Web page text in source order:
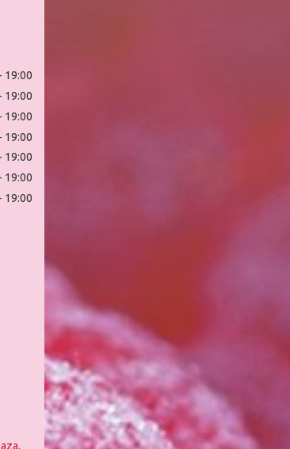
19:00
19:00
19:00
19:00
19:00
19:00
19:00